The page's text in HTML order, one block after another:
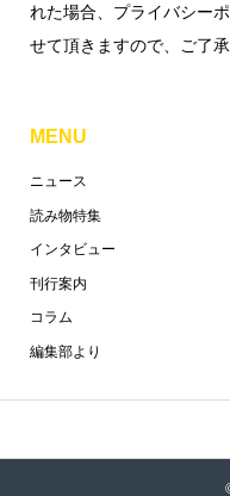
れた場合、プライバシー
せて頂きますので、ご了承
MENU
ニュース
読み物特集
インタビュー
刊行案内
コラム
編集部より